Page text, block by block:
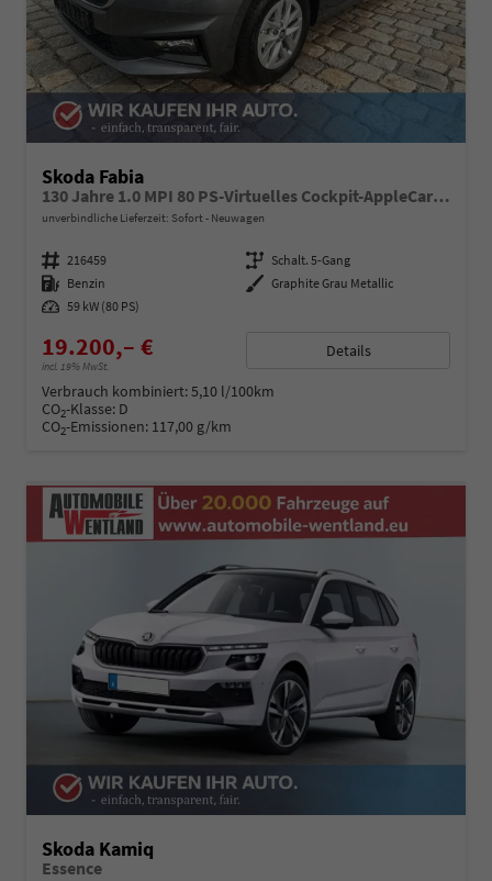
Skoda Fabia
130 Jahre 1.0 MPI 80 PS-Virtuelles Cockpit-AppleCarplay-Android-Auto-LED-Klima-Tempomat-Rückfahrkamera-DAB-SHZ-15" Alu-sofort
unverbindliche Lieferzeit: Sofort Neuwagen
Fahrzeugnummer 216459 Getriebe Schalt. 5-Gang
Kraftstoff Benzin Außenfarbe Graphite Grau Metallic
Leistung 59 kW (80 PS)
19.200,– €
incl. 19% MwSt.
Details
Verbrauch kombiniert:5,10 l/100km
CO2-Klasse: D
CO2-Emissionen: 117,00 g/km
Skoda Kamiq
Essence